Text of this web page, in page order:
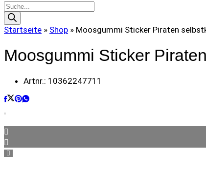
Products
search
Startseite » Shop » Moosgummi Sticker Piraten
Moosgummi Sticker
Artnr.: 10362247711